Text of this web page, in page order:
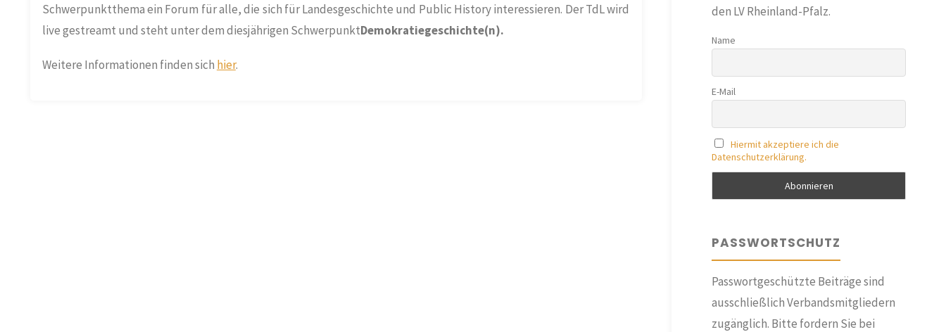
Schwerpunktthema ein Forum für alle, die sich für Landesgeschichte und Public History interessieren. Der TdL wird
live gestreamt und steht unter dem diesjährigen SchwerpunktDemokratiegeschichte(n).
Weitere Informationen finden sich hier.
den LV Rheinland-Pfalz.
Name
E-Mail
Hiermit akzeptiere ich die
Datenschutzerklärung.
PASSWORTSCHUTZ
Passwortgeschützte Beiträge sind
ausschließlich Verbandsmitgliedern
zugänglich. Bitte fordern Sie bei